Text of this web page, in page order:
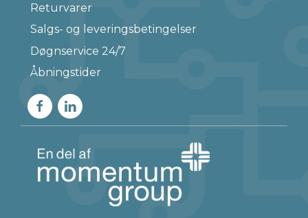
Returvarer
Salgs- og leveringsbetingelser
Døgnservice 24/7
Åbningstider